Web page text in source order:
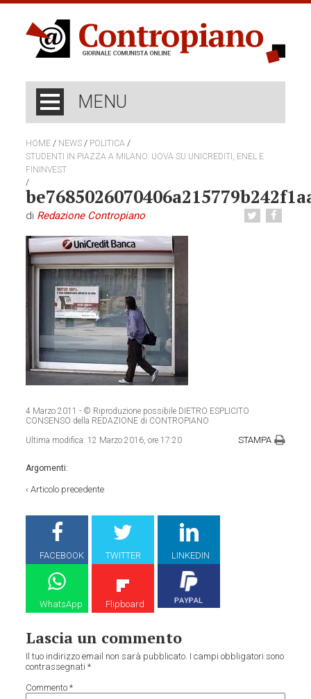
MENU
HOME / NEWS / POLITICA /
STUDENTI IN PIAZZA A MILANO. UOVA SU UNICREDITI, ENEL E
FININVEST
/
di Redazione Contropiano
4 Marzo 2011 - © Riproduzione possibile DIETRO ESPLICITO
CONSENSO della REDAZIONE di CONTROPIANO
Ultima modifica: 12 Marzo 2016, ore 17:20 STAMPA
Argomenti:
‹Articolo precedente
FACEBOOK TWITTER LINKEDIN
WhatsApp Flipboard
Lascia un commento
Il tuo indirizzo email non sarà pubblicato. I campi obbligatori sono
contrassegnati*
Commento*